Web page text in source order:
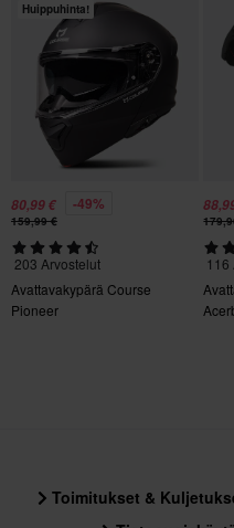
Sertifiointistandardi
ECE 22.06
Huippuhinta!
80,99 € -49%
159,99 €
203 Arvostelut
Avattavakypärä Course
Pioneer
116
Toimitukset &